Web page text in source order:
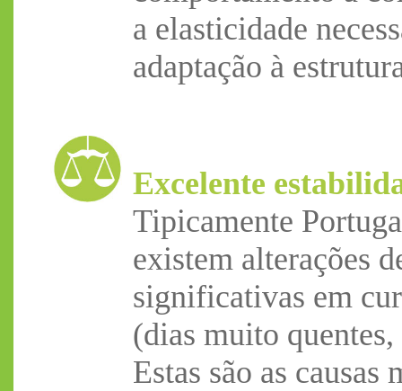
a elasticidade
adaptação à
Excelente
Tipicamente
existem alterações
significativas em
(dias muito
Estas são as causas